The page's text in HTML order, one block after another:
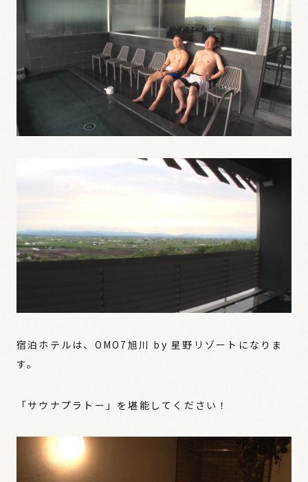
宿泊ホテルは、OMO7旭川 by 星野リゾートになりま
す。
「サウナプラトー」を堪能してください！